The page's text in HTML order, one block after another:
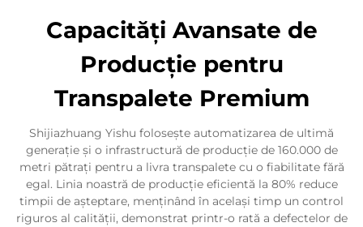
Capacități Avansate de
Producție pentru
Transpalete Premium
Shijiazhuang Yishu folosește automatizarea de ultimă
generație și o infrastructură de producție de 160.000 de
metri pătrați pentru a livra transpalete cu o fiabilitate fără
egal. Linia noastră de producție eficientă la 80% reduce
timpii de așteptare, menținând în același timp un control
riguros al calității, demonstrat printr-o rată a defectelor de